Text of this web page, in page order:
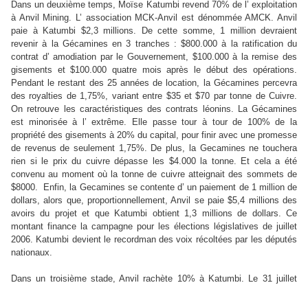
Dans un deuxième temps, Moïse Katumbi revend 70% de l’ exploitation
à Anvil Mining. L’ association MCK-Anvil est dénommée AMCK. Anvil
paie à Katumbi $2,3 millions. De cette somme, 1 million devraient
revenir à la Gécamines en 3 tranches : $800.000 à la ratification du
contrat d’ amodiation par le Gouvernement, $100.000 à la remise des
gisements et $100.000 quatre mois après le début des opérations.
Pendant le restant des 25 années de location, la Gécamines percevra
des royalties de 1,75%, variant entre $35 et $70 par tonne de Cuivre.
On retrouve les caractéristiques des contrats léonins. La Gécamines
est minorisée à l’ extrême. Elle passe tour à tour de 100% de la
propriété des gisements à 20% du capital, pour finir avec une promesse
de revenus de seulement 1,75%. De plus, la Gecamines ne touchera
rien si le prix du cuivre dépasse les $4.000 la tonne. Et cela a été
convenu au moment où la tonne de cuivre atteignait des sommets de
$8000.
Enfin, la Gecamines se contente d’ un paiement de 1 million de
dollars, alors que, proportionnellement, Anvil se paie $5,4 millions des
avoirs du projet et que Katumbi obtient 1,3 millions de dollars. Ce
montant finance la campagne pour les élections législatives de juillet
2006. Katumbi devient le recordman des voix récoltées par les députés
nationaux.
Dans un troisième stade, Anvil rachète 10% à Katumbi. Le 31 juillet